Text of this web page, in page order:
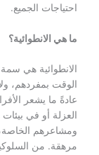
احتياجات الجميع.
ما هي الانطوائية؟
الانطوائية هي
الوقت بمفردهم،
عادةً ما يشعر
العزلة أو في
ومشاعرهم الخاصة،
مرهقة. من